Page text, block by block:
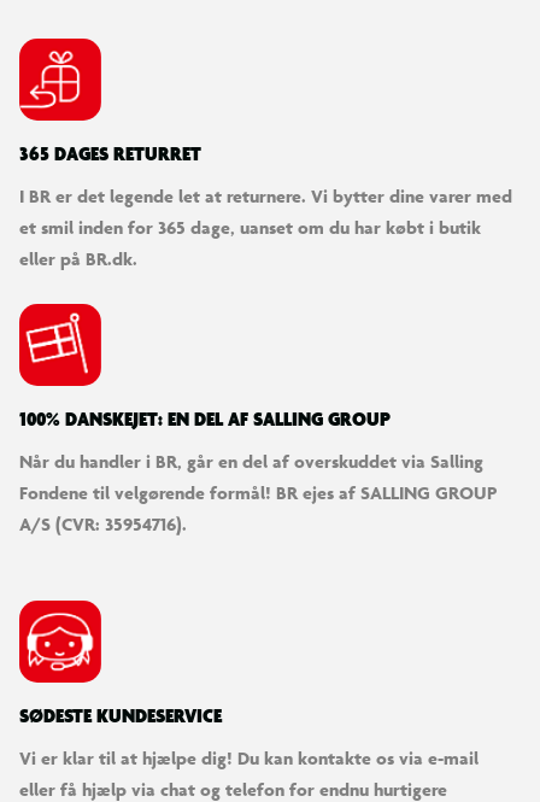
365 DAGES RETURRET
I BR er det legende let at returnere. Vi bytter dine varer med
et smil inden for 365 dage, uanset om du har købt i butik
eller på BR.dk.
100% DANSKEJET: EN DEL AF SALLING GROUP
Når du handler i BR, går en del af overskuddet via Salling
Fondene til velgørende formål! BR ejes af SALLING GROUP
A/S (CVR: 35954716).
SØDESTE KUNDESERVICE
Vi er klar til at hjælpe dig! Du kan kontakte os via e-mail
eller få hjælp via chat og telefon for endnu hurtigere